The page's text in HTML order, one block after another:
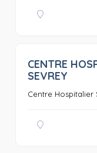
CENTRE
SEVREY
Centre Hospitalier